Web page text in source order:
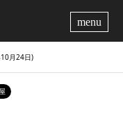
月24日)